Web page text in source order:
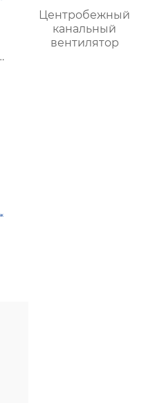
Центробежный
канальный
вентилятор